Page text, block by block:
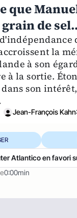
que
de
la
à son
à la sortie.
dans son
Jean-François Kahn
0:00min
Atlantico en favori